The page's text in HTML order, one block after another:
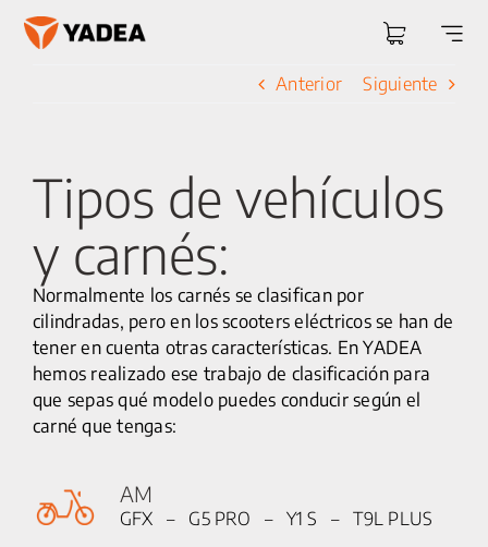
Saltar
Anterior Siguiente
Tipos de vehículos
y carnés:
Normalmente los carnés se clasifican por
cilindradas, pero en los scooters eléctricos se han de
tener en cuenta otras características. En YADEA
hemos realizado ese trabajo de clasificación para
que sepas qué modelo puedes conducir según el
carné que tengas:
AM
GFX – G5 PRO – Y1 S – T9L PLUS